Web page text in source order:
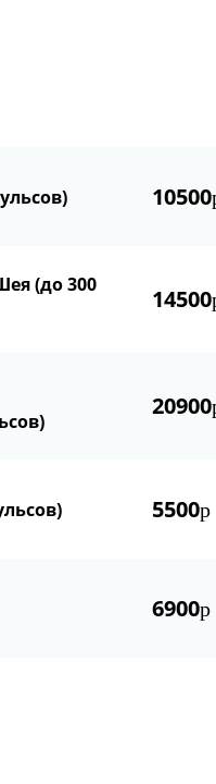
10500
(до 300
14500
20900
5500р
6900р